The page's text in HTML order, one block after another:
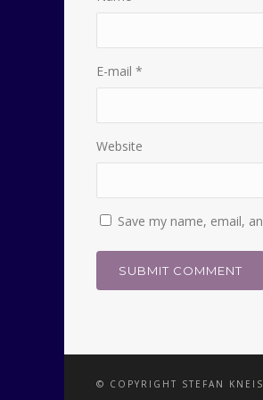
E-mail *
Website
Save my name, email,
© COPYRIGHT STEFAN